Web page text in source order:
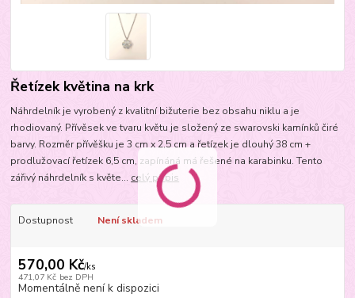
Řetízek květina na krk
Náhrdelník je vyrobený z kvalitní bižuterie bez obsahu niklu a je
rhodiovaný. Přívěsek ve tvaru květu je složený ze swarovski kamínků čiré
barvy. Rozměr přívěšku je 3 cm x 2,5 cm a řetízek je dlouhý 38 cm +
prodlužovací řetízek 6,5 cm, zapínáná má řešené na karabinku. Tento
zářivý náhrdelník s květe... celý popis
Dostupnost Není skladem
570,00 Kč/ks
471,07 Kč bez DPH
Momentálně není k dispozici